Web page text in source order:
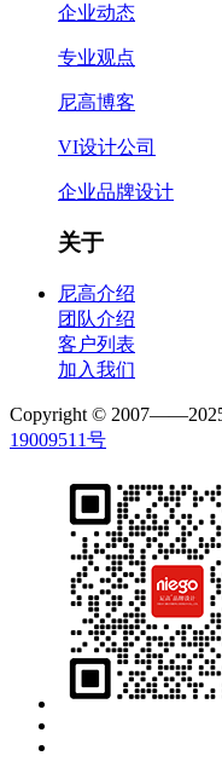
企业动态
专业观点
尼高博客
VI设计公司
企业品牌设计
关于
尼高介绍
团队介绍
客户列表
加入我们
Copyright ©
19009511号